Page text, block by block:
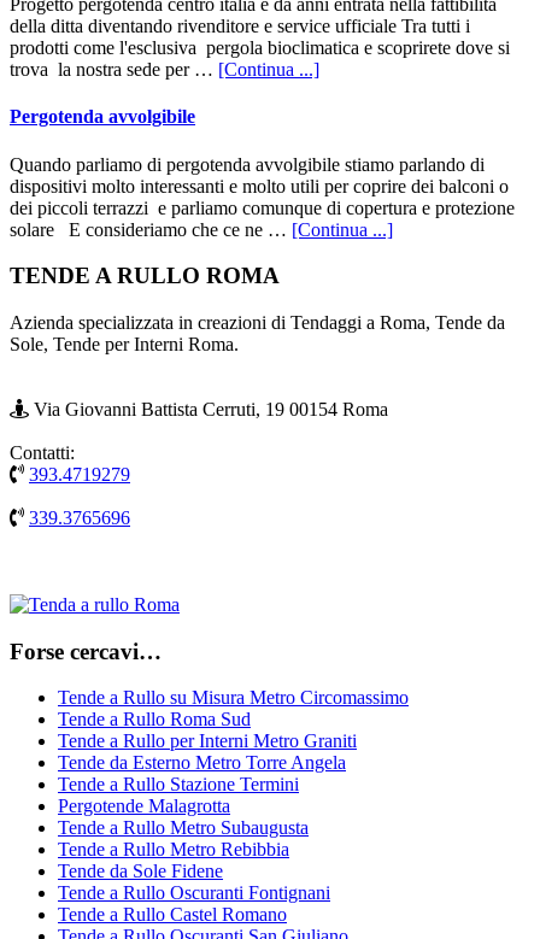
Progetto pergotenda centro italia è da anni entrata nella fattibilità
della ditta diventando rivenditore e service ufficiale Tra tutti i
prodotti come l'esclusiva pergola bioclimatica e scoprirete dove si
trova la nostra sede per … [Continua ...]infoProgetto
Pergotenda avvolgibile
Quando parliamo di pergotenda avvolgibile stiamo parlando di
dispositivi molto interessanti e molto utili per coprire dei balconi o
dei piccoli terrazzi e parliamo comunque di copertura e protezione
solare E consideriamo che ce ne … [Continua ...]infoPergotenda
Footer
TENDE A RULLO ROMA
Azienda specializzata in creazioni di Tendaggi a Roma, Tende da
Sole, Tende per Interni Roma.
Via Giovanni Battista Cerruti, 19 00154 Roma
Contatti:
393.4719279
339.3765696
Forse cercavi…
Tende a Rullo su Misura Metro Circomassimo
Tende a Rullo Roma Sud
Tende a Rullo per Interni Metro Graniti
Tende da Esterno Metro Torre Angela
Tende a Rullo Stazione Termini
Pergotende Malagrotta
Tende a Rullo Metro Subaugusta
Tende a Rullo Metro Rebibbia
Tende da Sole Fidene
Tende a Rullo Oscuranti Fontignani
Tende a Rullo Castel Romano